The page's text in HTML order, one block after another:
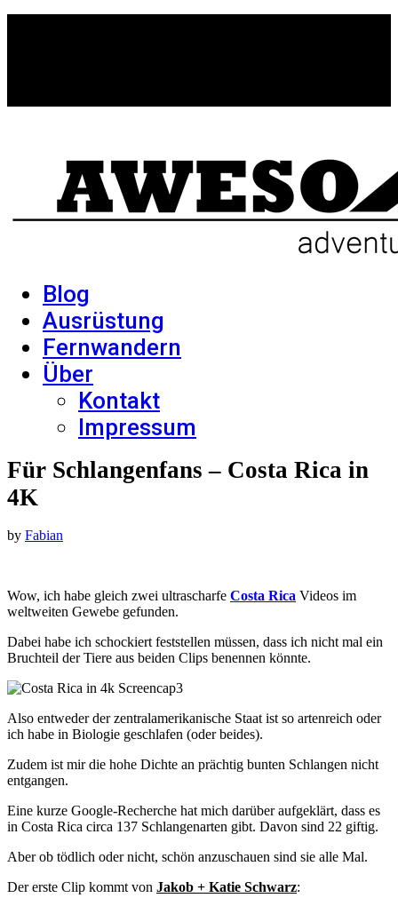
Blog
Ausrüstung
Fernwandern
Über
Kontakt
Impressum
Für Schlangenfans – Costa Rica in
4K
by Fabian
Wow, ich habe gleich zwei ultrascharfe Costa Rica Videos im
weltweiten Gewebe gefunden.
Dabei habe ich schockiert feststellen müssen, dass ich nicht mal ein
Bruchteil der Tiere aus beiden Clips benennen könnte.
Also entweder der zentralamerikanische Staat ist so artenreich oder
ich habe in Biologie geschlafen (oder beides).
Zudem ist mir die hohe Dichte an prächtig bunten Schlangen nicht
entgangen.
Eine kurze Google-Recherche hat mich darüber aufgeklärt, dass es
in Costa Rica circa 137 Schlangenarten gibt. Davon sind 22 giftig.
Aber ob tödlich oder nicht, schön anzuschauen sind sie alle Mal.
Der erste Clip kommt von Jakob + Katie Schwarz: